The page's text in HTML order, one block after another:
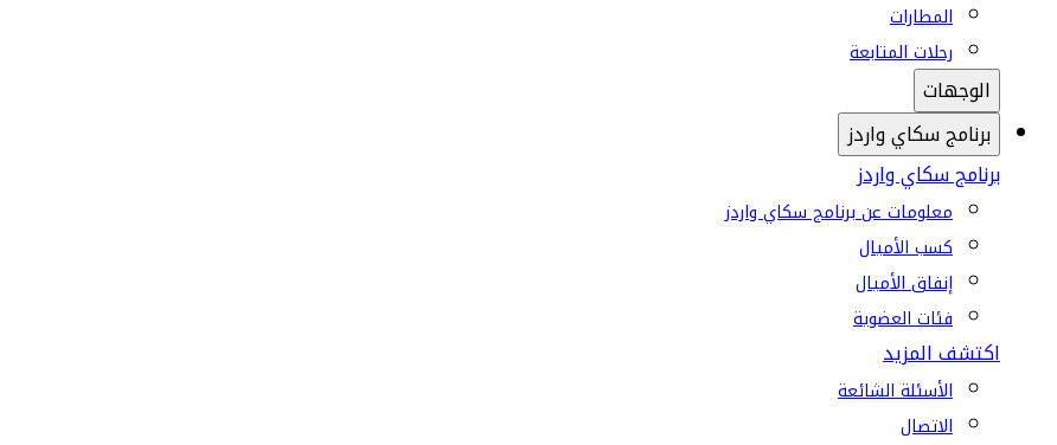
المطارات
رحلات المتابعة
الوجهات
برنامج سكاي واردز
برنامج سكاي واردز
معلومات عن برنامج سكاي واردز
كسب الأميال
إنفاق الأميال
فئات العضوية
اكتشف المزيد
الأسئلة الشائعة
الاتصال